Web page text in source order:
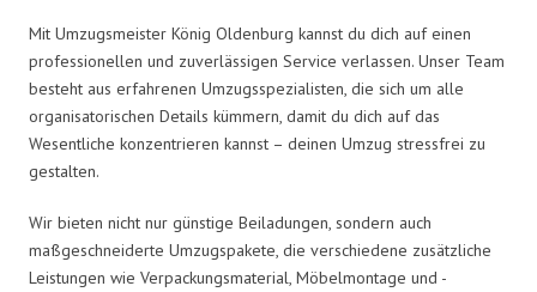
Mit Umzugsmeister König Oldenburg kannst du dich auf einen
professionellen und zuverlässigen Service verlassen. Unser Team
besteht aus erfahrenen Umzugsspezialisten, die sich um alle
organisatorischen Details kümmern, damit du dich auf das
Wesentliche konzentrieren kannst – deinen Umzug stressfrei zu
gestalten.
Wir bieten nicht nur günstige Beiladungen, sondern auch
maßgeschneiderte Umzugspakete, die verschiedene zusätzliche
Leistungen wie Verpackungsmaterial, Möbelmontage und -